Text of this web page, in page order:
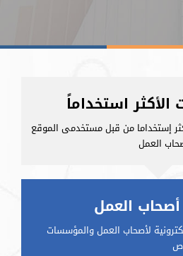
الأكثر استخداماً
إستخداما من قبل مستخدمى الموقع
العمل
العمل
لأصحاب العمل والمؤسسات